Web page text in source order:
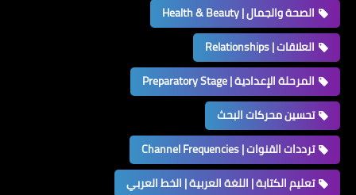
الصحة والجمال | Health & Beauty
العلاقات | Relationships
المرحلة الإعدادية | Preparatory Stage
تحسين محركات البحث
ترددات القنوات | Channel Frequencies
تعليم الكتابة | اللغة العربية | الخط العربي